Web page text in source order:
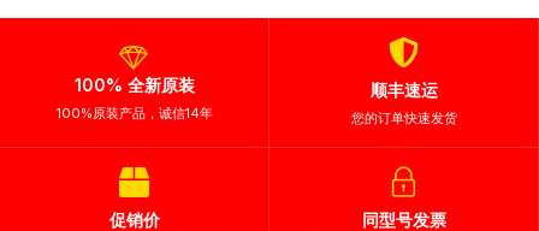
100% 全新原装
100%原装产品，诚信14年
顺丰速运
您的订单快速发货
促销价 同型号发票